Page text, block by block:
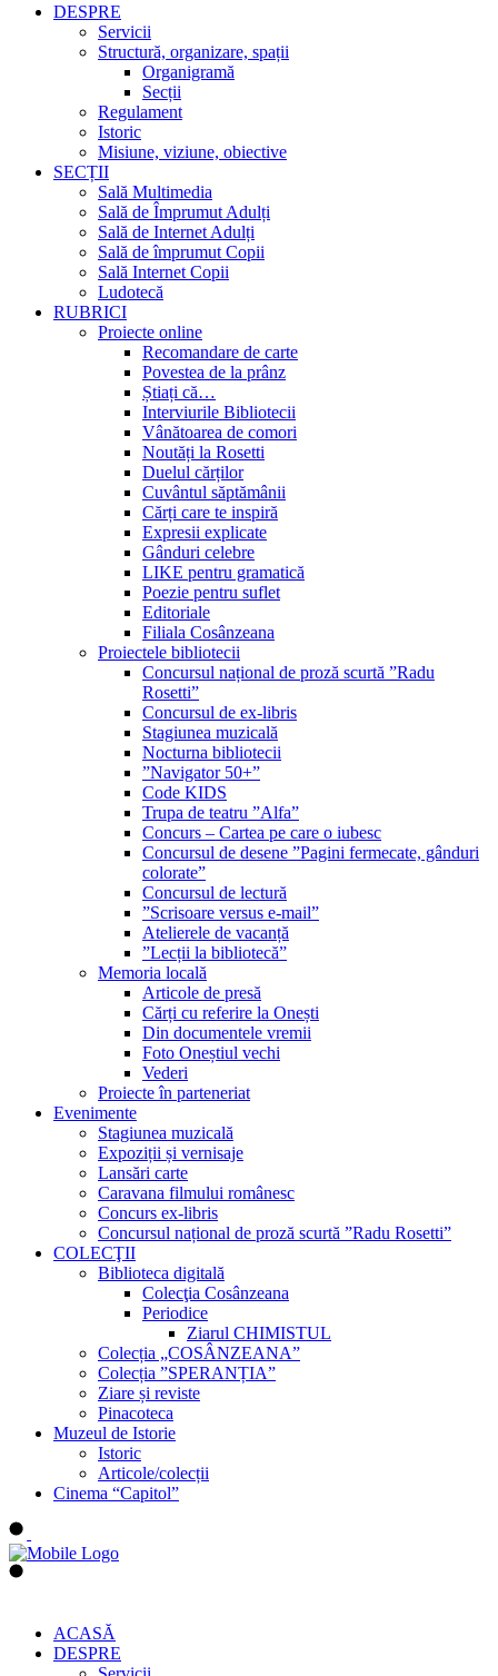
DESPRE
Servicii
Structură, organizare, spații
Organigramă
Secții
Regulament
Istoric
Misiune, viziune, obiective
SECȚII
Sală Multimedia
Sală de Împrumut Adulți
Sală de Internet Adulți
Sală de împrumut Copii
Sală Internet Copii
Ludotecă
RUBRICI
Proiecte online
Recomandare de carte
Povestea de la prânz
Știați că…
Interviurile Bibliotecii
Vânătoarea de comori
Noutăți la Rosetti
Duelul cărților
Cuvântul săptămânii
Cărți care te inspiră
Expresii explicate
Gânduri celebre
LIKE pentru gramatică
Poezie pentru suflet
Editoriale
Filiala Cosânzeana
Proiectele bibliotecii
Concursul național de proză scurtă ”Radu
Rosetti”
Concursul de ex-libris
Stagiunea muzicală
Nocturna bibliotecii
”Navigator 50+”
Code KIDS
Trupa de teatru ”Alfa”
Concurs – Cartea pe care o iubesc
Concursul de desene ”Pagini fermecate, gânduri
colorate”
Concursul de lectură
”Scrisoare versus e-mail”
Atelierele de vacanță
”Lecții la bibliotecă”
Memoria locală
Articole de presă
Cărți cu referire la Onești
Din documentele vremii
Foto Oneștiul vechi
Vederi
Proiecte în parteneriat
Evenimente
Stagiunea muzicală
Expoziții și vernisaje
Lansări carte
Caravana filmului românesc
Concurs ex-libris
Concursul național de proză scurtă ”Radu Rosetti”
COLECŢII
Biblioteca digitală
Colecţia Cosânzeana
Periodice
Ziarul CHIMISTUL
Colecția „COSÂNZEANA”
Colecția ”SPERANȚIA”
Ziare și reviste
Pinacoteca
Muzeul de Istorie
Istoric
Articole/colecții
Cinema “Capitol”
ACASĂ
DESPRE